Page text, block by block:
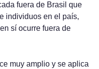
fuera de Brasil que
individuos en el país,
sí ocurre fuera de
muy amplio y se aplica